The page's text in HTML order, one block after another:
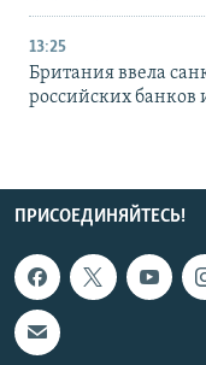
13:25
Британия ввела
российских банков
ПРИСОЕДИНЯЙТЕСЬ!